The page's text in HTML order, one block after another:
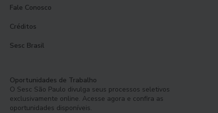
Fale Conosco
Créditos
Sesc Brasil
Oportunidades de Trabalho
O Sesc São Paulo divulga seus processos seletivos
exclusivamente online. Acesse agora e confira as
oportunidades disponíveis.